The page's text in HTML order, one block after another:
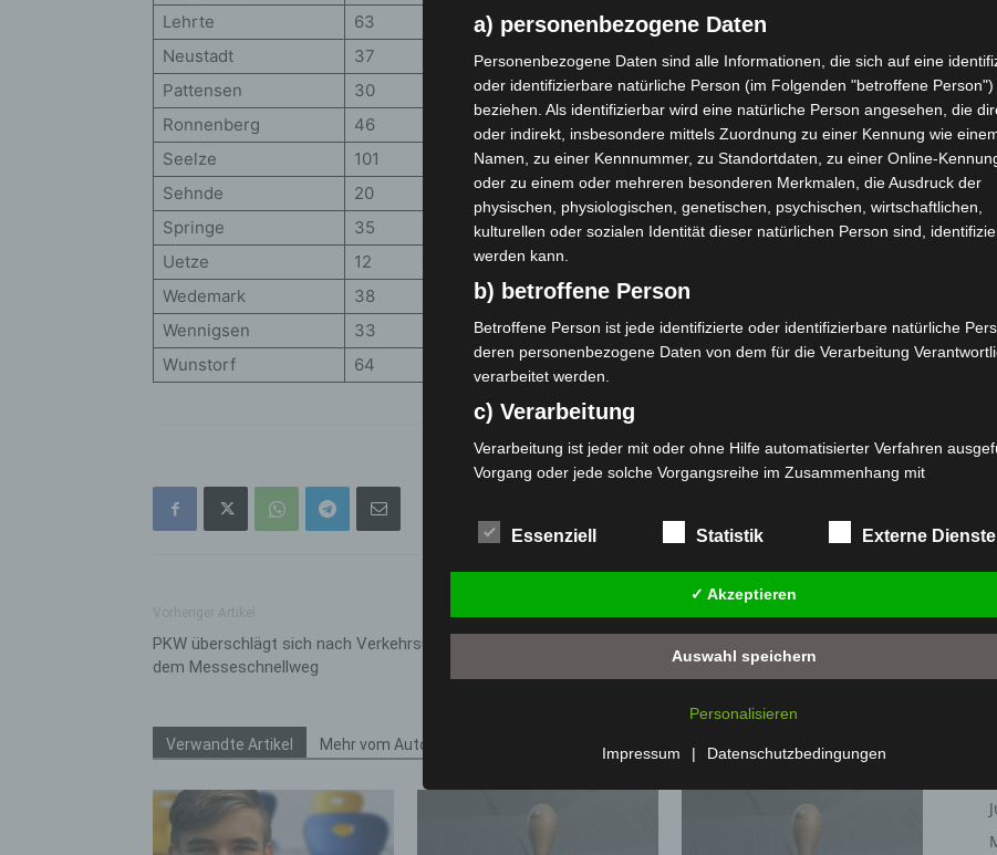
Lehrte
63 2289
106,6
Neustadt
37 1582
48,6
Pattensen
30 463
146,4
Ronnenberg
46 1184
100,6
Seelze
101 1774
150,8
Sehnde
20 976
63,1
Springe
35 999
66,8
Uetze
12 768
Wedemark
38 1013
Wennigsen
33 452
146,1
Wunstorf
64 1413 101,9
PKW überschlägt sich nach Verkehrsunfall auf
dem Messeschnellweg
ausgefallener Ampelanlage
Verwandte Artikel Mehr vom Autor
a) personenbezogene Daten
Personenbezogene Daten sind alle Informationen, die sich auf eine
oder identifizierbare natürliche Person (im Folgenden "betroffene Person")
beziehen. Als identifizierbar wird eine natürliche Person angesehen, die
oder indirekt, insbesondere mittels Zuordnung zu einer Kennung wie
Namen, zu einer Kennnummer, zu Standortdaten, zu einer Online-
oder zu einem oder mehreren besonderen Merkmalen, die Ausdruck der
physischen, physiologischen, genetischen, psychischen, wirtschaftlichen,
kulturellen oder sozialen Identität dieser natürlichen Person sind,
werden kann.
b) betroffene Person
Betroffene Person ist jede identifizierte oder identifizierbare natürliche
deren personenbezogene Daten von dem für die Verarbeitung
verarbeitet werden.
c) Verarbeitung
Verarbeitung ist jeder mit oder ohne Hilfe automatisierter Verfahren
Vorgang oder jede solche Vorgangsreihe im Zusammenhang mit
das Ordnen, die Speicherung, die Anpassung oder Veränderung, das
das Abfragen, die Verwendung, die Offenlegung durch Übermittlung,
oder eine andere Form der Bereitstellung, den Abgleich oder die
die Einschränkung, das Löschen oder die Vernichtung.
d) Einschränkung der Verarbeitung
Einschränkung der Verarbeitung ist die Markierung gespeicherter
Profiling ist jede Art der automatisierten Verarbeitung personenbezogener
Daten, die darin besteht, dass diese personenbezogenen Daten
werden, um bestimmte persönliche Aspekte, die sich auf eine natürliche
Essenziell Statistik Externe Dienste
✓ Akzeptieren
Auswahl speichern
Personalisieren
Impressum | Datenschutzbedingungen